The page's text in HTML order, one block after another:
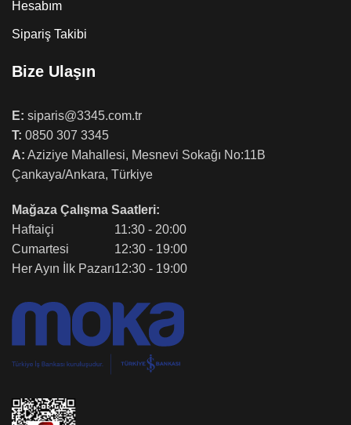
Hesabım
Sipariş Takibi
Bize Ulaşın
E: siparis@3345.com.tr
T: 0850 307 3345
A: Aziziye Mahallesi, Mesnevi Sokağı No:11B
Çankaya/Ankara, Türkiye
Mağaza Çalışma Saatleri:
Haftaiçi
Cumartesi
Her Ayın İlk Pazarı
11:30 - 20:00
12:30 - 19:00
12:30 - 19:00